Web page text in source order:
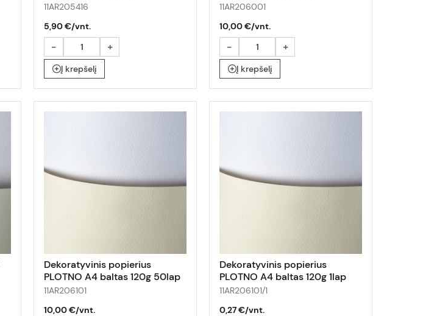
11AR205416
5,90 €/vnt.
- +
Į krepšelį
11AR206001
10,00 €/vnt.
- +
Į krepšelį
Dekoratyvinis popierius
PLOTNO A4 baltas 120g 50lap
11AR206101
10,00 €/vnt.
Dekoratyvinis popierius
PLOTNO A4 baltas 120g 1lap
11AR206101/1
0,27 €/vnt.